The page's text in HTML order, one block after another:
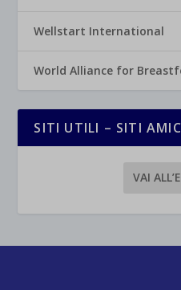
Wellstart International
World Alliance for
SITI UTILI – SITI
VAI